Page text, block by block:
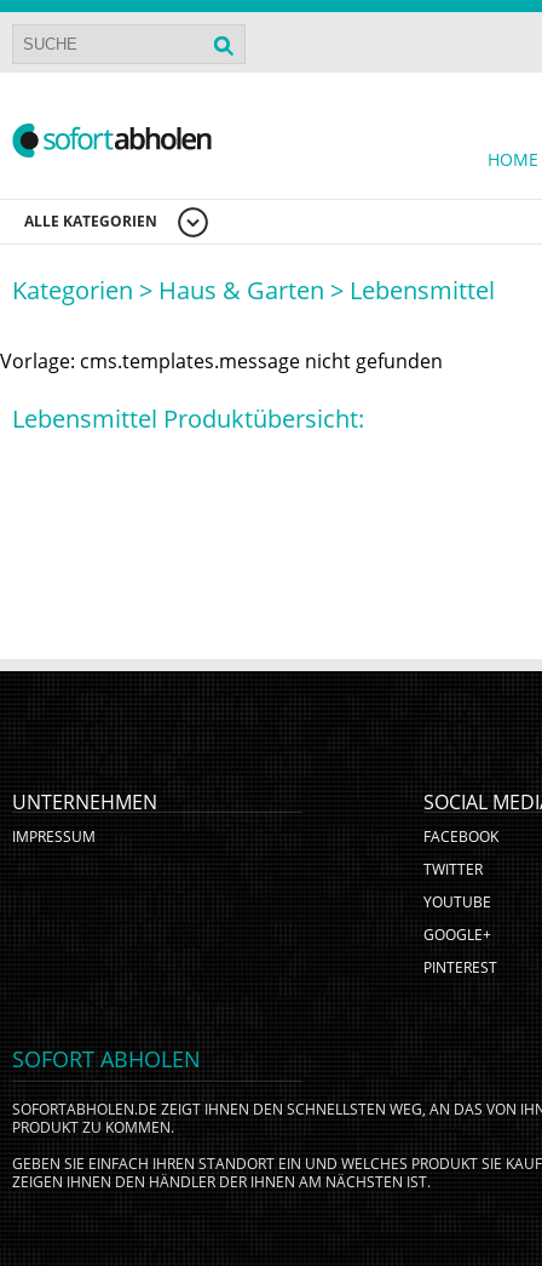
HOME
ALLE KATEGORIEN
Kategorien > Haus & Garten > Lebensmittel
Vorlage: cms.templates.message nicht gefunden
Lebensmittel Produktübersicht:
UNTERNEHMEN
IMPRESSUM
SOCIAL
FACEBOOK
TWITTER
YOUTUBE
GOOGLE+
PINTEREST
SOFORT ABHOLEN
SOFORTABHOLEN.DE ZEIGT IHNEN DEN SCHNELLSTEN WEG, AN DAS VON
PRODUKT ZU KOMMEN.
GEBEN SIE EINFACH IHREN STANDORT EIN UND WELCHES PRODUKT SIE
ZEIGEN IHNEN DEN HÄNDLER DER IHNEN AM NÄCHSTEN IST.